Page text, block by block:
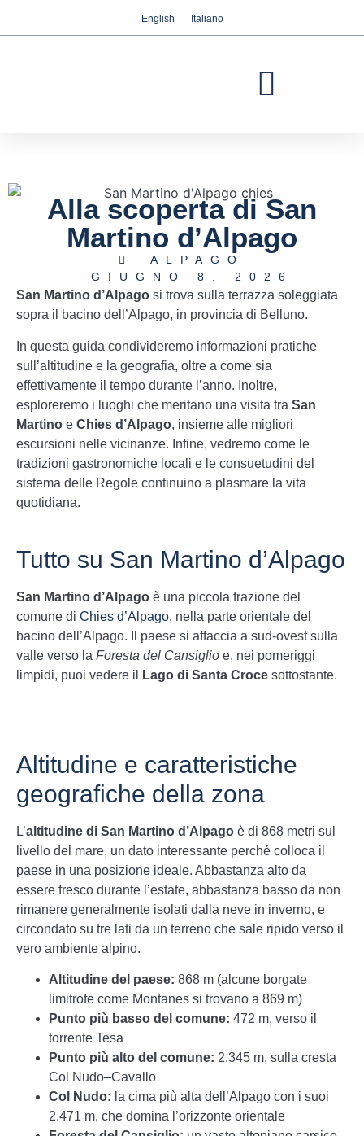
English Italiano
Alla scoperta di San
Martino d’Alpago
ALPAGO
GIUGNO 8, 2026
San Martino d’Alpago si trova sulla terrazza soleggiata
sopra il bacino dell’Alpago, in provincia di Belluno.
In questa guida condivideremo informazioni pratiche
sull’altitudine e la geografia, oltre a come sia
effettivamente il tempo durante l’anno. Inoltre,
esploreremo i luoghi che meritano una visita tra San
Martino e Chies d’Alpago, insieme alle migliori
escursioni nelle vicinanze. Infine, vedremo come le
tradizioni gastronomiche locali e le consuetudini del
sistema delle Regole continuino a plasmare la vita
quotidiana.
Tutto su San Martino d’Alpago
San Martino d’Alpago è una piccola frazione del
comune di Chies d’Alpago, nella parte orientale del
bacino dell’Alpago. Il paese si affaccia a sud-ovest sulla
valle verso la Foresta del Cansiglio e, nei pomeriggi
limpidi, puoi vedere il
Lago di Santa Croce sottostante.
Altitudine e caratteristiche
geografiche della zona
L’altitudine di San Martino d’Alpago è di 868 metri sul
livello del mare, un dato interessante perché colloca il
paese in una posizione ideale. Abbastanza alto da
essere fresco durante l’estate, abbastanza basso da non
rimanere generalmente isolati dalla neve in inverno, e
circondato su tre lati da un terreno che sale ripido verso il
vero ambiente alpino.
Altitudine del paese: 868 m (alcune borgate
limitrofe come Montanes si trovano a 869 m)
Punto più basso del comune: 472 m, verso il
torrente Tesa
Punto più alto del comune: 2.345 m, sulla cresta
Col Nudo–Cavallo
Col Nudo: la cima più alta dell’Alpago con i suoi
2.471 m, che domina l’orizzonte orientale
Abbiamo a cuore la vostra privacy
Utilizziamo i cookie strettamente necessari per
garantire il corretto funzionamento del sito web,
accettare o rifiutare i cookie cliccando
rispettivamente sul pulsante "Accetta tutti" o
"Rifiuta" o, viceversa, configurarli secondo le
vostre preferenze cliccando sul pulsante
"Configurazione". Per ulteriori informazioni è
possibile visitare la nostra
Politica dei cookies.
Configurazione Accetta tutti